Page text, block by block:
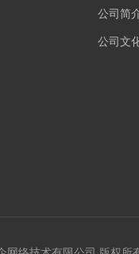
个很好的数据爆发。
公司简
公司文